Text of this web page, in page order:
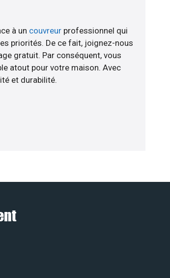
à un couvreurprofessionnel qui
priorités. De ce fait, joignez-nous
gratuit. Par conséquent, vous
atout pour votre maison. Avec
et durabilité.